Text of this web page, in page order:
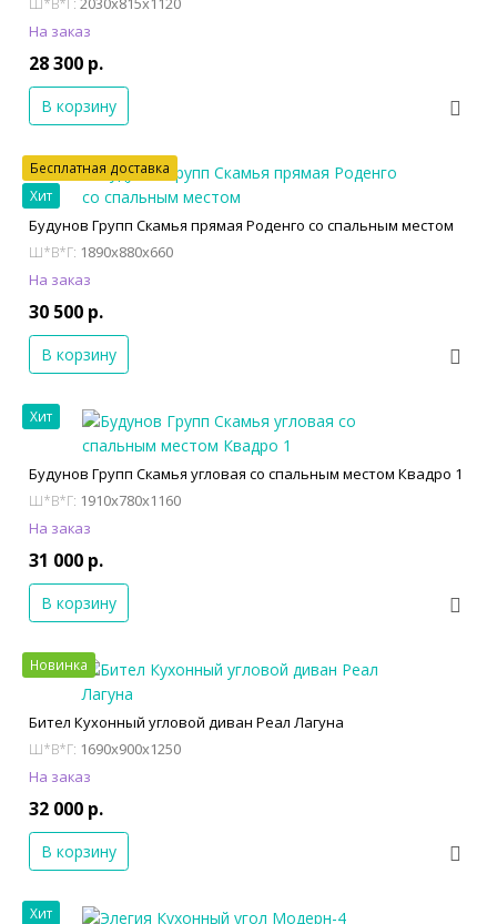
На заказ
28 300 р.
В корзину
Хит
Бесплатная доставка
Будунов Групп Скамья прямая Роденго со спальным местом
Ш*В*Г: 1890x880x660
На заказ
30 500 р.
В корзину
Хит
Будунов Групп Скамья угловая со спальным местом Квадро 1
Ш*В*Г: 1910x780x1160
На заказ
31 000 р.
В корзину
Новинка
Бител Кухонный угловой диван Реал Лагуна
Ш*В*Г: 1690x900x1250
На заказ
32 000 р.
В корзину
Хит